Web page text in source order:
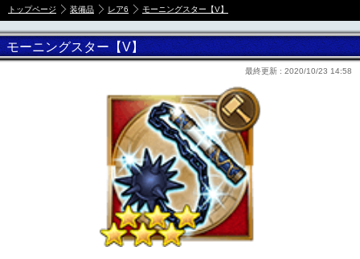
トップページ 装備品 レア6 モーニングスター【V】
モーニングスター【V】
最終更新 : 2020/10/23 14:58